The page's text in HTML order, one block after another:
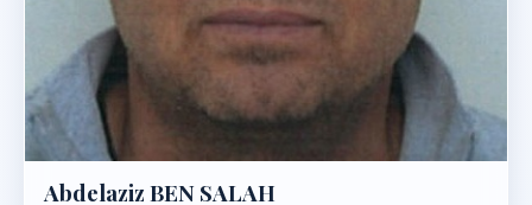
Abdelaziz BEN SALAH